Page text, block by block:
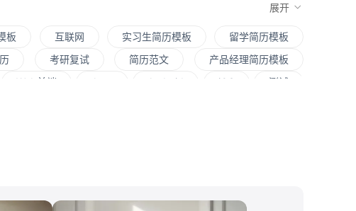
展开
板 互联网 实习生简历模板
留学简历模板
考研复试 简历范文
产品经理简历模板
Web前端 Java Andorid iOS
测试